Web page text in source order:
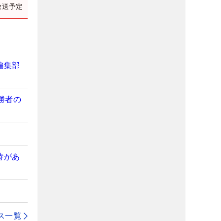
予定
集部
者の
があ
一覧